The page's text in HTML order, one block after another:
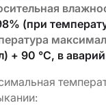
(при
+ 90 °С, в